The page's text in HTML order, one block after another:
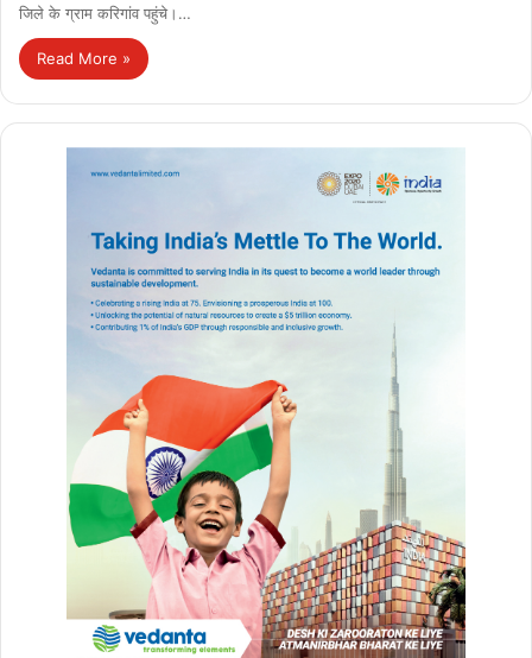
जिले के ग्राम करिगांव पहुंचे।…
Read More »